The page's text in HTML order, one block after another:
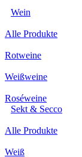
Wein
Alle Produkte
Rotweine
Weißweine
Roséweine
Sekt & Secco
Alle Produkte
Weiß